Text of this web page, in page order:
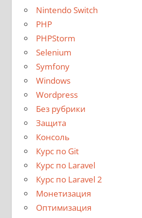
Nintendo Switch
PHP
PHPStorm
Selenium
Symfony
Windows
Wordpress
Без рубрики
Защита
Консоль
Курс по Git
Курс по Laravel
Курс по Laravel 2
Монетизация
Оптимизация